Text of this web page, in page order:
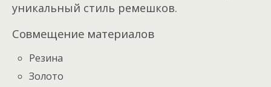
уникальный стиль ремешков.
Совмещение материалов
Резина
Золото